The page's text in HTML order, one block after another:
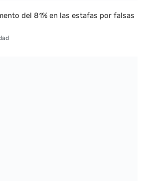
del 81% en las estafas por falsas